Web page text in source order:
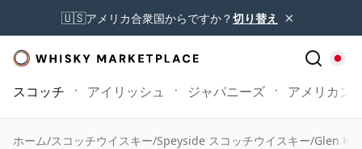
🇺🇸アメリカ合衆国からですか？切り替え ×
スコッチ アイリッシュ ジャパニーズ アメリカン
ホーム/スコッチウイスキー/Speyside スコッチウイスキー/Glen